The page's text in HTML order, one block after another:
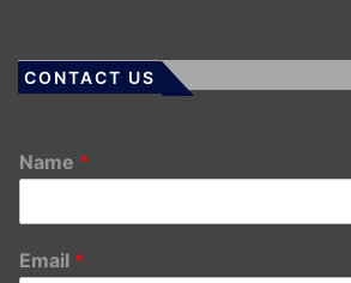
CONTACT US
Name *
Email *